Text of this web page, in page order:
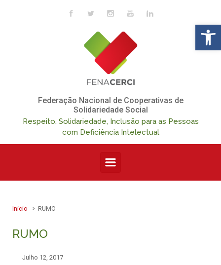
Skip to main content
Federação Nacional de Cooperativas de
Solidariedade Social
Respeito, Solidariedade, Inclusão para as Pessoas
com Deficiência Intelectual
Início RUMO
RUMO
Julho 12, 2017